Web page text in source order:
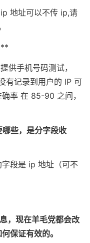
地址可以不传 ip,请
供手机号码测试，
有记录到用户的 IP 可
率 在 85-90 之间，
些，是分字段收
段是 ip 地址（可不
，现在羊毛党都会改
保证有效的。